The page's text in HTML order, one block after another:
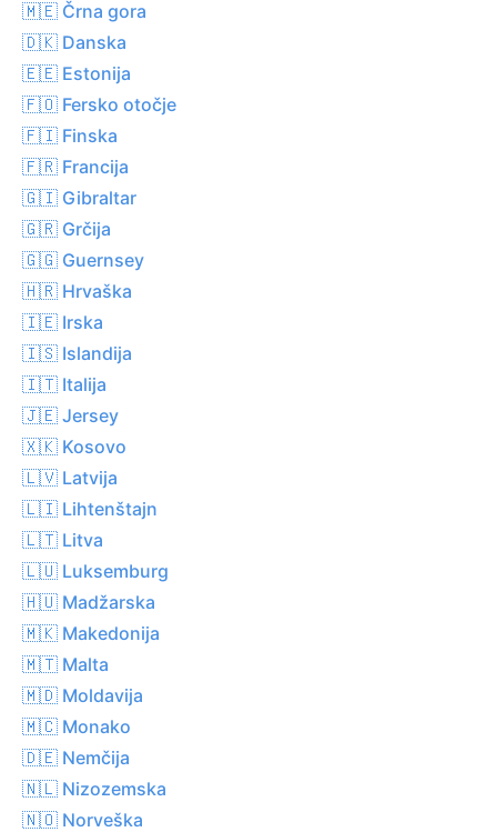
🇲🇪 Črna gora
🇩🇰 Danska
🇪🇪 Estonija
🇫🇴 Fersko otočje
🇫🇮 Finska
🇫🇷 Francija
🇬🇮 Gibraltar
🇬🇷 Grčija
🇬🇬 Guernsey
🇭🇷 Hrvaška
🇮🇪 Irska
🇮🇸 Islandija
🇮🇹 Italija
🇯🇪 Jersey
🇽🇰 Kosovo
🇱🇻 Latvija
🇱🇮 Lihtenštajn
🇱🇹 Litva
🇱🇺 Luksemburg
🇭🇺 Madžarska
🇲🇰 Makedonija
🇲🇹 Malta
🇲🇩 Moldavija
🇲🇨 Monako
🇩🇪 Nemčija
🇳🇱 Nizozemska
🇳🇴 Norveška